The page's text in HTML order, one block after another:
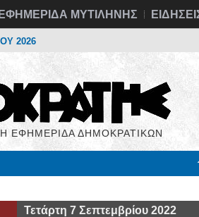
ΕΦΗΜΕΡΙΔΑ ΜΥΤΙΛΗΝΗΣ
2026
ΕΦΗΜΕΡΙΔΑ ΔΗΜΟΚΡΑΤΙΚΩΝ
Τετάρτη 7 Σεπτεμβρίου 2022